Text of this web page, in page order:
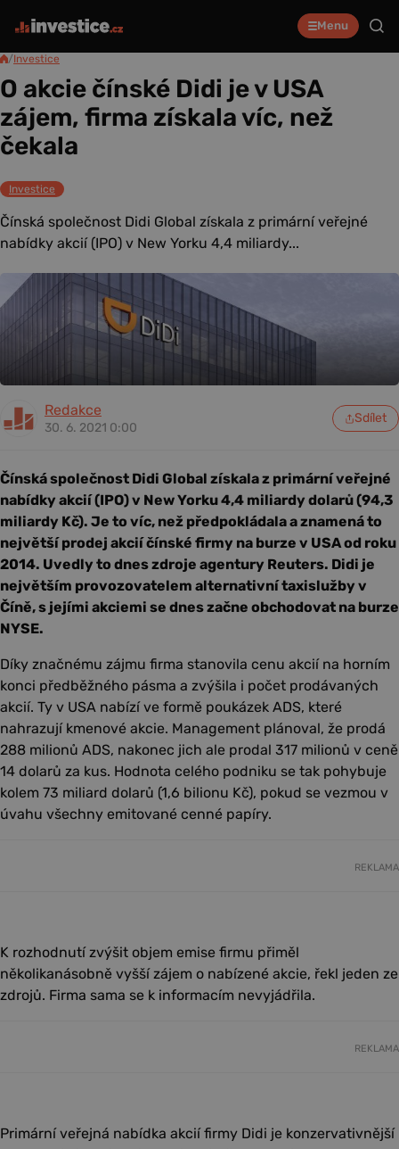
Menu
/Investice
O akcie čínské Didi je v USA
zájem, firma získala víc, než
čekala
Investice
Čínská společnost Didi Global získala z primární veřejné
nabídky akcií (IPO) v New Yorku 4,4 miliardy...
Redakce
30. 6. 2021 0:00
Sdílet
Čínská společnost Didi Global získala z primární veřejné
nabídky akcií (IPO) v New Yorku 4,4 miliardy dolarů (94,3
miliardy Kč). Je to víc, než předpokládala a znamená to
největší prodej akcií čínské firmy na burze v USA od roku
2014. Uvedly to dnes zdroje agentury Reuters. Didi je
největším provozovatelem alternativní taxislužby v
Číně, s jejími akciemi se dnes začne obchodovat na burze
NYSE.
Díky značnému zájmu firma stanovila cenu akcií na horním
konci předběžného pásma a zvýšila i počet prodávaných
akcií. Ty v USA nabízí ve formě poukázek ADS, které
nahrazují kmenové akcie. Management plánoval, že prodá
288 milionů ADS, nakonec jich ale prodal 317 milionů v ceně
14 dolarů za kus. Hodnota celého podniku se tak pohybuje
kolem 73 miliard dolarů (1,6 bilionu Kč), pokud se vezmou v
úvahu všechny emitované cenné papíry.
REKLAMA
K rozhodnutí zvýšit objem emise firmu přiměl
několikanásobně vyšší zájem o nabízené akcie, řekl jeden ze
zdrojů. Firma sama se k informacím nevyjádřila.
REKLAMA
Primární veřejná nabídka akcií firmy Didi je konzervativnější